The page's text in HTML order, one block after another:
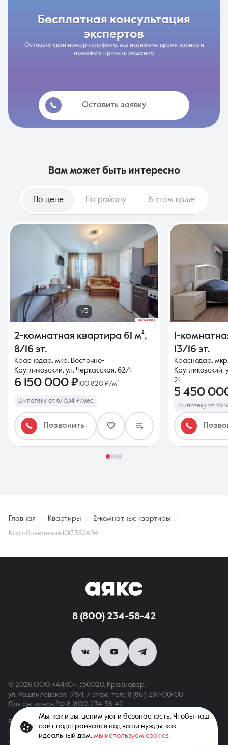
бесплатная консультация
экспертов
Оставьте свой номер телефона, мы назначим время звонка и
поможем принять решение
Оставить заявку
вам может быть интересно
По цене По району В этом доме
1/5
2-комнатная квартира 61 м²,
8/16 эт.
Краснодар, мкр. Восточно-
Кругликовский, ул. Черкасская, 62/1
6 150 000 ₽ 100 820 ₽/м²
В ипотеку от 67 634 ₽/мес
Позвонить
1-
13/16 эт.
Краснодар,
Кругликовский,
21
5 450
В ипотеку от 59
Главная Квартиры 2-комнатные квартиры
Код объявления 1017382494
8 (800) 234-58-42
© 2026 ООО «АЯКС», 350020, Краснодар,
ул. Рашпилевская, 179/1, 7 этаж, тел.: 8 (861) 297-00-00
Для регионов РФ 8 (800) 234-58-42
Вся информация, опубликованная на сайте, носит только
информационный характер и не является публичной офертой,
определяемой положениями ст. 437 ГК РФ. Все права
Мы, как и вы, ценим уют и безопасность. Чтобы наш
сайт подстраивался под ваши нужды, как
идеальный дом, мы используем cookies